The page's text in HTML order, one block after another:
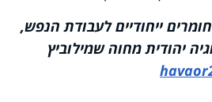
ייחודיים לעבודת הנפש,
יהודית מחוה שמילוביץ